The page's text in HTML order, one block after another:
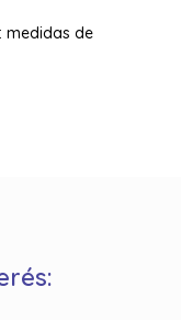
medidas de